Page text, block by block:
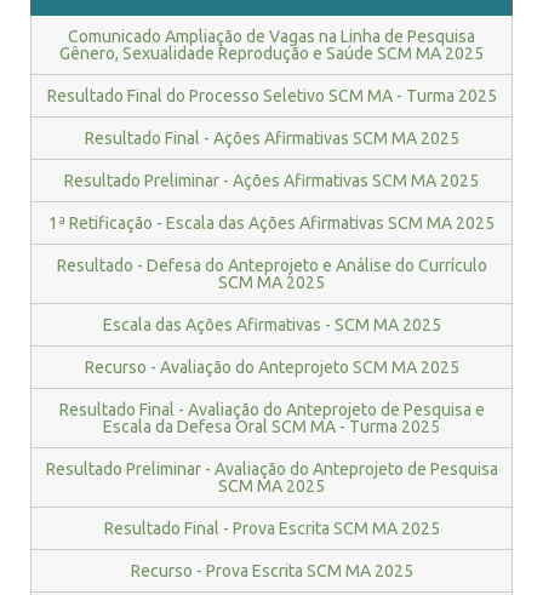
Comunicado Ampliação de Vagas na Linha de Pesquisa
Gênero, Sexualidade Reprodução e Saúde SCM MA 2025
Resultado Final do Processo Seletivo SCM MA - Turma 2025
Resultado Final - Ações Afirmativas SCM MA 2025
Resultado Preliminar - Ações Afirmativas SCM MA 2025
1ª Retificação - Escala das Ações Afirmativas SCM MA 2025
Resultado - Defesa do Anteprojeto e Análise do Currículo
SCM MA 2025
Escala das Ações Afirmativas - SCM MA 2025
Recurso - Avaliação do Anteprojeto SCM MA 2025
Resultado Final - Avaliação do Anteprojeto de Pesquisa e
Escala da Defesa Oral SCM MA - Turma 2025
Resultado Preliminar - Avaliação do Anteprojeto de Pesquisa
SCM MA 2025
Resultado Final - Prova Escrita SCM MA 2025
Recurso - Prova Escrita SCM MA 2025